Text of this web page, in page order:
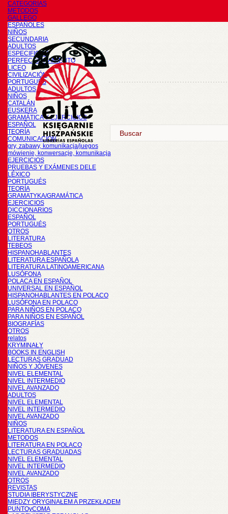
CATEGORÍAS
METODOS
GALLEGO
ESPAÑOLES
NIÑOS
SECUNDARIA
ADULTOS
ESPECIFICOS
PERFECCIONAMIENTO
LICEO
CIVILIZACIÓN
PORTUGUÉS
ADULTOS
NIÑOS
CATALÁN
EUSKERA
GRAMÁTICA Y EJERCICIOS
ESPAÑOL
TEORÍA
COMUNICACIÓN
gry, zabawy, komunikacja/juegos
mówienie, konwersacje, komunikacja
EJERCICIOS
PRUEBAS Y EXÁMENES DELE
LÉXICO
PORTUGUÉS
TEORÍA
GRAMATYKA/GRAMÁTICA
EJERCICIOS
DICCIONARIOS
ESPAÑOL
PORTUGUÉS
OTROS
LITERATURA
TEBEOS
HISPANOHABLANTES
LITERATURA ESPAÑOLA
LITERATURA LATINOAMERICANA
LUSÓFONA
POLACA EN ESPAÑOL
UNIVERSAL EN ESPAÑOL
HISPANOHABLANTES EN POLACO
LUSÓFONA EN POLACO
PARA NIÑOS EN POLACO
PARA NIÑOS EN ESPAÑOL
BIOGRAFÍAS
OTROS
relatos
KRYMINAŁY
BOOKS IN ENGLISH
LECTURAS GRADUAD
NIÑOS Y JÓVENES
NIVEL ELEMENTAL
NIVEL INTERMEDIO
NIVEL AVANZADO
ADULTOS
NIVEL ELEMENTAL
NIVEL INTERMEDIO
NIVEL AVANZADO
NIÑOS
LITERATURA EN ESPAÑOL
METODOS
LITERATURA EN POLACO
LECTURAS GRADUADAS
NIVEL ELEMENTAL
NIVEL INTERMEDIO
NIVEL AVANZADO
OTROS
REVISTAS
STUDIA IBERYSTYCZNE
MIĘDZY ORYGINAŁEM A PRZEKŁADEM
PUNTOyCOMA